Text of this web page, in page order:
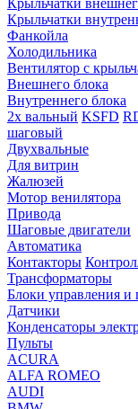
Крыльчатки
Крыльчатки
Фанкойла
Холодильника
Вентилятор с
Внешнего блока
Внутреннего блока
2х вальный KSFD
шаговый
Двухвальные
Для витрин
Жалюзей
Мотор венилятора
Привода
Шаговые двигатели
Автоматика
Контакторы
Трансформаторы
Блоки управления и
Датчики
Конденсаторы
Пульты
ACURA
ALFA ROMEO
AUDI